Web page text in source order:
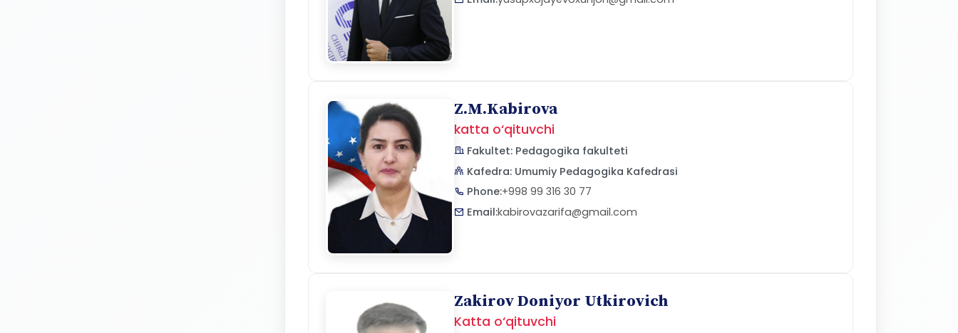
Z.M.Kabirova
katta o‘qituvchi
Fakultet: Pedagogika fakulteti
Kafedra: Umumiy Pedagogika Kafedrasi
Phone:+998 99 316 30 77
Email:kabirovazarifa@gmail.com
Zakirov Doniyor Utkirovich
Katta o‘qituvchi